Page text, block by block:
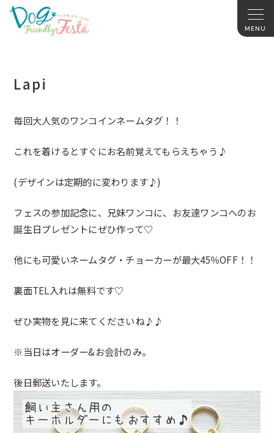
Lapi
毎回大人気のワンコインネームタグ！！
これを着けるとすぐにお名前覚えてもらえちゃう♪
(デザインは定期的に変わります♪)
フェスの参加記念に、兄妹ワンコに、 お友達ワンコへのお
誕生日プレゼントにぜひ作って♡
他にも可愛いネームタグ・チョーカーが最大45％OFF！！
裏面TEL入れは無料です♡
ぜひ実物を見に来てくださいね♪♪
※当日はオーダー&お会計のみ。
後日郵送いたします。